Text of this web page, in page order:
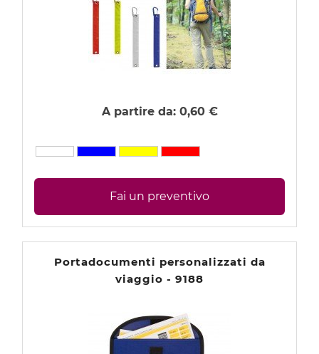
A partire da: 0,60 €
Fai un preventivo
Portadocumenti personalizzati da
viaggio - 9188